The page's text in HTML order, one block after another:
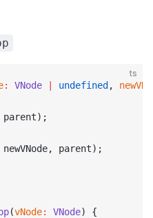
ts
: VNode undefined ,
parent);
newVNode, parent);
(vNode: VNode) {